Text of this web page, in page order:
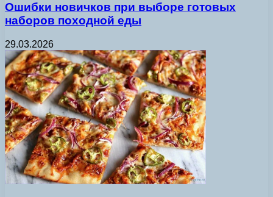
Ошибки новичков при выборе готовых
наборов походной еды
29.03.2026